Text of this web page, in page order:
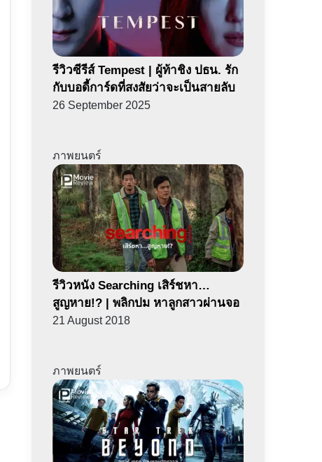
รีวิวซีรีส์ Tempest | ผู้ท้าชิง ปธน. รัก
กับบอดี้การ์ดที่สงสัยว่าจะเป็นสายลับ
26 September 2025
ภาพยนตร์
รีวิวหนัง Searching เสิร์ชหา…
สูญหาย!? | พลิกปม หาลูกสาวผ่านจอ
21 August 2018
ภาพยนตร์